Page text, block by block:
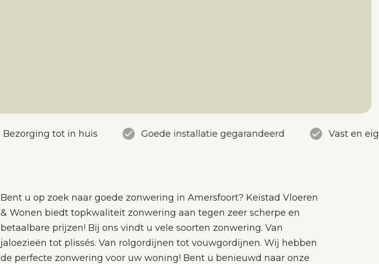
Bezorging tot in huis Goede installatie gegarandeerd Vast en
Bent u op zoek naar goede zonwering in Amersfoort? Keistad Vloeren
& Wonen biedt topkwaliteit zonwering aan tegen zeer scherpe en
betaalbare prijzen! Bij ons vindt u vele soorten zonwering. Van
jaloezieën tot plissés. Van rolgordijnen tot vouwgordijnen. Wij hebben
de perfecte zonwering voor uw woning! Bent u benieuwd naar onze